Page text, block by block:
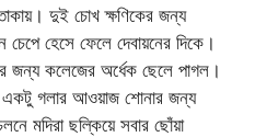
দুই চোখ ক্ষণিকের জন্য
হেসে ফেলে দেবায়নের দিকে।
জন্য কলেজের অর্ধেক ছেলে পাগল।
একটু গলার আওয়াজ শোনার জন্য
মদিরা ছল্কিয়ে সবার ছোঁয়া